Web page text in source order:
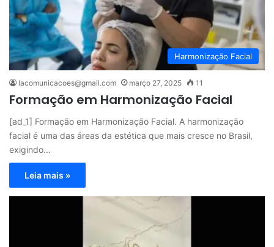
Harmonização Facial
lacomunicacoes@gmail.com março 27, 2025 11
Formação em Harmonização Facial
[ad_1] Formação em Harmonização Facial. A harmonização
facial é uma das áreas da estética que mais cresce no Brasil,
exigindo…
Leia mais »